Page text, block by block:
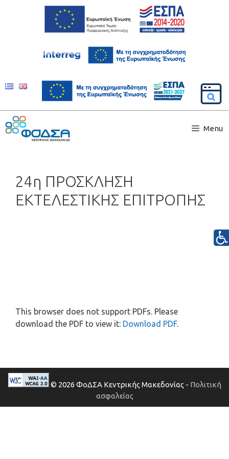
Menu
24η ΠΡΟΣΚΛΗΣΗ
ΕΚΤΕΛΕΣΤΙΚΗΣ ΕΠΙΤΡΟΠΗΣ
This browser does not support PDFs. Please
download the PDF to view it: Download PDF.
© 2026 ΦοΔΣΑ Κεντρικής Μακεδονίας - Πολιτική
ασφαλείας